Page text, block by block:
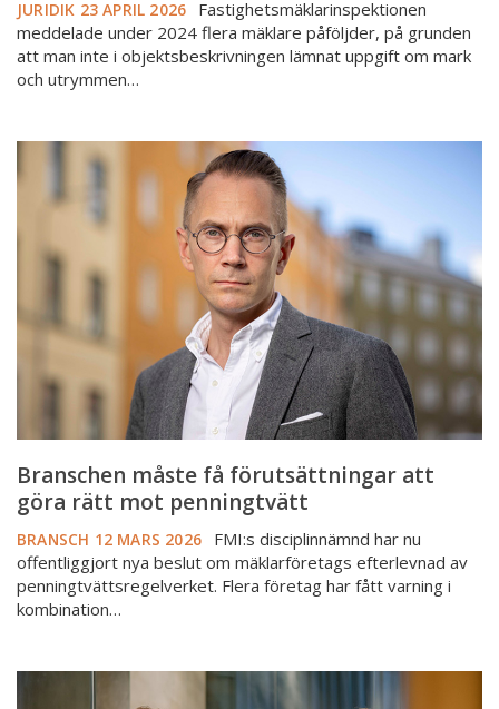
med
bostadsrätt
JURIDIK 23 APRIL 2026
Fastighetsmäklarinspektionen
meddelade under 2024 flera mäklare påföljder, på grunden
att man inte i objektsbeskrivningen lämnat uppgift om mark
och utrymmen…
Branschen
förutsättningar
rätt
mot
Branschen måste få förutsättningar att
göra rätt mot penningtvätt
BRANSCH 12 MARS 2026
FMI:s disciplinnämnd har nu
offentliggjort nya beslut om mäklarföretags efterlevnad av
penningtvättsregelverket. Flera företag har fått varning i
kombination…
Fortbildningskrav